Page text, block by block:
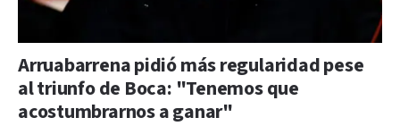
Arruabarrena pidió más regularidad pese
al triunfo de Boca: "Tenemos que
acostumbrarnos a ganar"